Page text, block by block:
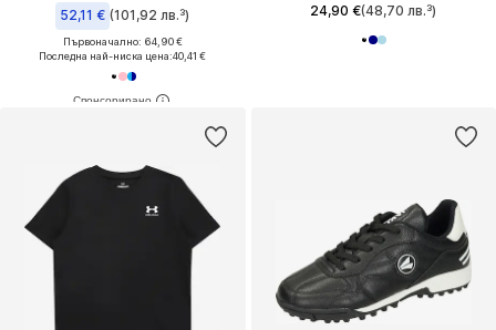
52,11 € (101,92 лв.³)
Първоначално: 64,90 €
Последна най-ниска цена:40,41 €
24,90 €(48,70 лв.³)